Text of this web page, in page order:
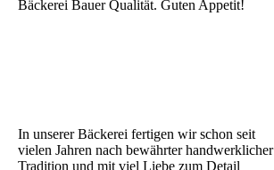
Bäckerei Bauer Qualität. Guten Appetit!
In unserer Bäckerei fertigen wir schon seit
vielen Jahren nach bewährter handwerklicher
Tradition und mit viel Liebe zum Detail